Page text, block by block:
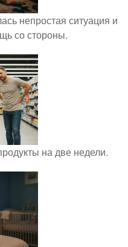
непростая ситуация и
со стороны.
на две недели.